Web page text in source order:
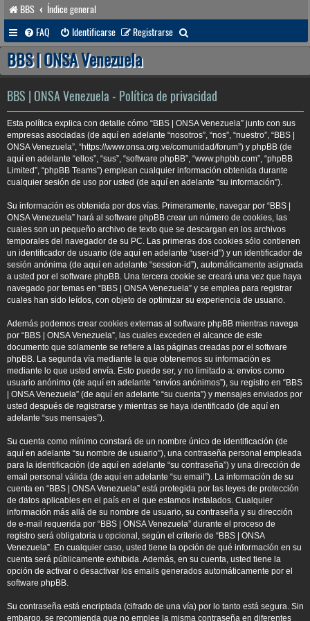
BBS
Índice general
FAQ
Identificarse Registrarse
u
a
r
BBS | ONSA Venezuela
BBS | ONSA Venezuela - Política de privacidad
Esta política explica con detalle cómo “BBS | ONSA Venezuela” junto con sus
empresas asociadas (de aquí en adelante “nosotros”, “nos”, “nuestro”, “BBS |
ONSA Venezuela”, “https://www.onsa.org.ve/comunidad/forum”) y phpBB (de
aquí en adelante “ellos”, “sus”, “software phpBB”, “www.phpbb.com”, “phpBB
Limited”, “phpBB Teams”) emplean cualquier información obtenida durante
cualquier sesión de uso por usted (de aquí en adelante “su información”).
Su información es obtenida por dos vías. Primeramente, navegar por “BBS |
ONSA Venezuela” hará al software phpBB crear un número de cookies, las
cuales son un pequeño archivo de texto que se descargan en los archivos
temporales del navegador de su PC. Las primeras dos cookies sólo contienen
un identificador de usuario (de aquí en adelante “user-id”) y un identificador de
sesión anónima (de aquí en adelante “session-id”), automáticamente asignada
a usted por el software phpBB. Una tercera cookie se creará una vez que haya
navegado por temas en “BBS | ONSA Venezuela” y se emplea para registrar
cuales han sido leídos, con objeto de optimizar su experiencia de usuario.
Además podemos crear cookies externas al software phpBB mientras navega
por “BBS | ONSA Venezuela”, las cuales exceden el alcance de este
documento que solamente se refiere a las páginas creadas por el software
phpBB. La segunda vía mediante la que obtenemos su información es
mediante lo que usted envía. Esto puede ser, y no limitado a: envíos como
usuario anónimo (de aquí en adelante “envíos anónimos”), su registro en “BBS
| ONSA Venezuela” (de aquí en adelante “su cuenta”) y mensajes enviados por
usted después de registrarse y mientras se haya identificado (de aquí en
adelante “sus mensajes”).
Su cuenta como mínimo constará de un nombre único de identificación (de
aquí en adelante “su nombre de usuario”), una contraseña personal empleada
para la identificación (de aquí en adelante “su contraseña”) y una dirección de
email personal válida (de aquí en adelante “su email”). La información de su
cuenta en “BBS | ONSA Venezuela” está protegida por las leyes de protección
de datos aplicables en el país en el que estamos instalados. Cualquier
información más allá de su nombre de usuario, su contraseña y su dirección
de e-mail requerida por “BBS | ONSA Venezuela” durante el proceso de
registro será obligatoria u opcional, según el criterio de “BBS | ONSA
Venezuela”. En cualquier caso, usted tiene la opción de qué información en su
cuenta será públicamente exhibida. Además, en su cuenta, usted tiene la
opción de activar o desactivar los emails generados automáticamente por el
software phpBB.
Su contraseña está encriptada (cifrado de una vía) por lo tanto está segura. Sin
embargo, se recomienda que no emplee la misma contraseña en diferentes